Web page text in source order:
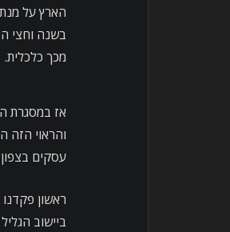
הארץ על
בשנה וחצי
מכך כלכלית.
אז במסגרת
והראוי
עסקים
ראשון